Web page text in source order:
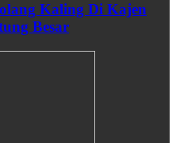
Kaling Di Kajen
Besar